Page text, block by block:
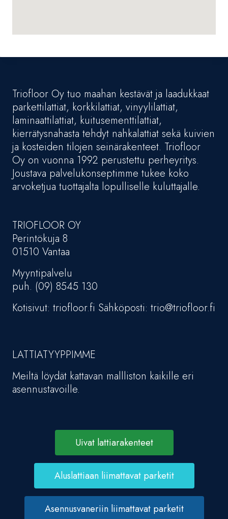
Triofloor Oy tuo maahan kestävät ja laadukkaat
parkettilattiat, korkkilattiat, vinyylilattiat,
laminaattilattiat, kuitusementtilattiat,
kierrätysnahasta tehdyt nahkalattiat sekä kuivien
ja kosteiden tilojen seinärakenteet. Triofloor
Oy on vuonna 1992 perustettu perheyritys.
Joustava palvelukonseptimme tukee koko
arvoketjua tuottajalta lopulliselle kuluttajalle.
TRIOFLOOR OY
Perintökuja 8
01510 Vantaa
Myyntipalvelu
puh. (09) 8545 130
Kotisivut: triofloor.fi Sähköposti: trio@triofloor.fi
LATTIATYYPPIMME
Meiltä löydät kattavan mallliston kaikille eri
asennustavoille.
Uivat lattiarakenteet
Aluslattiaan liimattavat parketit
Asennusvaneriin liimattavat parketit